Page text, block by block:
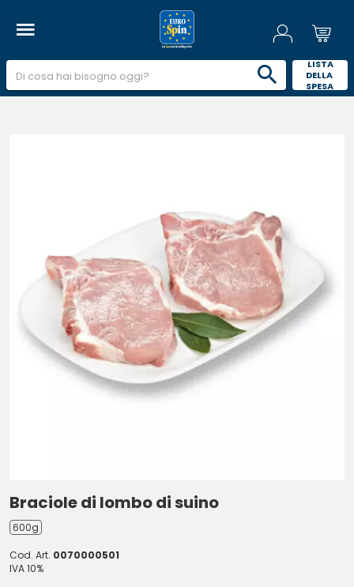
LISTA
DELLA
SPESA
Braciole di lombo di suino
600g
Cod. Art. 0070000501
IVA 10%